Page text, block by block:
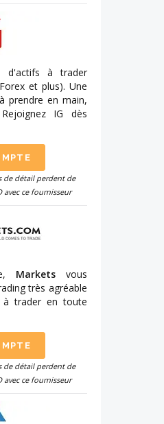
d'actifs à trader
et plus). Une
prendre en main,
IG dès
de détail perdent de
avec ce fournisseur
Markets vous
très agréable
à trader en toute
de détail perdent de
avec ce fournisseur